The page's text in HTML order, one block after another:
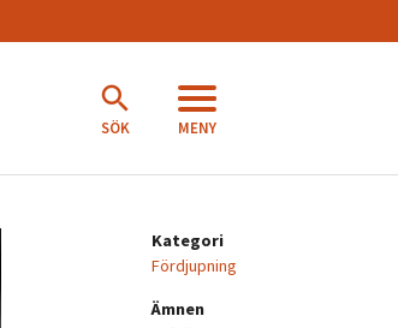
SÖK MENY
Kategori
Fördjupning
Ämnen